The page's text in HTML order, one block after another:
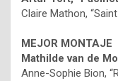
Claire Mathon,
MEJOR MONTAJE
Mathilde van de
Anne-Sophie Bion,